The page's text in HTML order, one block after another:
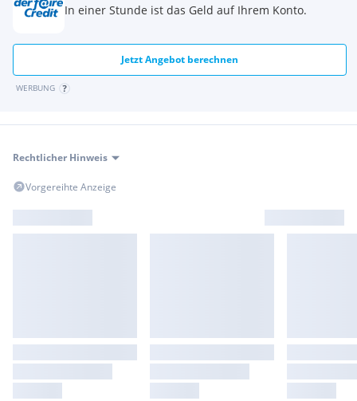
In einer Stunde ist das Geld auf Ihrem Konto.
Jetzt Angebot berechnen
WERBUNG
Rechtlicher Hinweis
Vorgereihte Anzeige